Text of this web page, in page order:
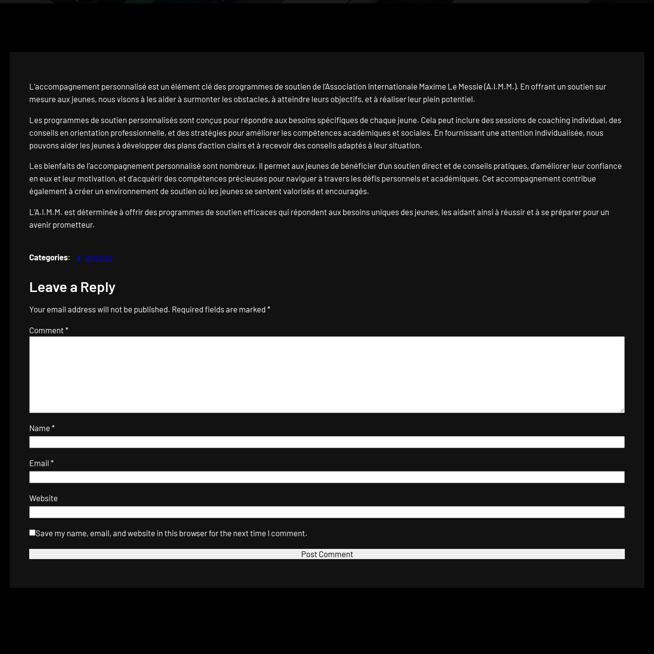
L’accompagnement personnalisé est un élément clé des programmes de soutien de l’Association Internationale Maxime Le Messie (A.I.M.M.). En offrant un soutien sur
mesure aux jeunes, nous visons à les aider à surmonter les obstacles, à atteindre leurs objectifs, et à réaliser leur plein potentiel.
Les programmes de soutien personnalisés sont conçus pour répondre aux besoins spécifiques de chaque jeune. Cela peut inclure des sessions de coaching individuel, des
conseils en orientation professionnelle, et des stratégies pour améliorer les compétences académiques et sociales. En fournissant une attention individualisée, nous
pouvons aider les jeunes à développer des plans d’action clairs et à recevoir des conseils adaptés à leur situation.
Les bienfaits de l’accompagnement personnalisé sont nombreux. Il permet aux jeunes de bénéficier d’un soutien direct et de conseils pratiques, d’améliorer leur confiance
en eux et leur motivation, et d’acquérir des compétences précieuses pour naviguer à travers les défis personnels et académiques. Cet accompagnement contribue
également à créer un environnement de soutien où les jeunes se sentent valorisés et encouragés.
L’A.I.M.M. est déterminée à offrir des programmes de soutien efficaces qui répondent aux besoins uniques des jeunes, les aidant ainsi à réussir et à se préparer pour un
avenir prometteur.
Categories: Articles
Leave a Reply
Your email address will not be published. Required fields are marked *
Comment*
Name *
Email *
Website
Save my name, email, and website in this browser for the next time I comment.